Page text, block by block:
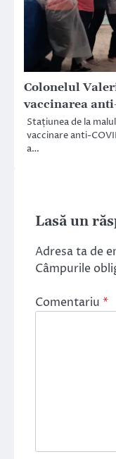
Colonelul
vaccinarea
Stațiunea de la
vaccinare anti-
a…
Lasă un
Adresa ta de
Câmpurile
Comentariu *